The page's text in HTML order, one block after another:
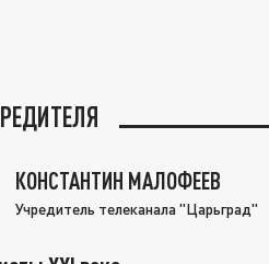
КОНСТАНТИН МАЛОФЕЕВ
Учредитель телеканала "Царьград"